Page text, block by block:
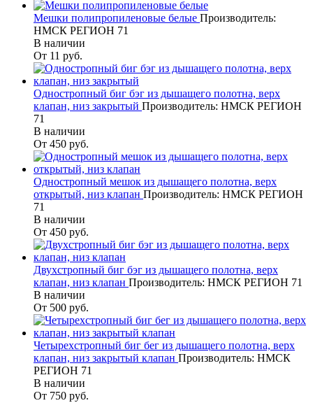
Мешки полипропиленовые белые Производитель:
НМСК РЕГИОН 71
В наличии
От 11 руб.
Одностропный биг бэг из дышащего полотна, верх
клапан, низ закрытый Производитель: НМСК РЕГИОН
71
В наличии
От 450 руб.
Одностропный мешок из дышащего полотна, верх
открытый, низ клапан Производитель: НМСК РЕГИОН
71
В наличии
От 450 руб.
Двухстропный биг бэг из дышащего полотна, верх
клапан, низ клапан Производитель: НМСК РЕГИОН 71
В наличии
От 500 руб.
Четырехстропный биг бег из дышащего полотна, верх
клапан, низ закрытый клапан Производитель: НМСК
РЕГИОН 71
В наличии
От 750 руб.